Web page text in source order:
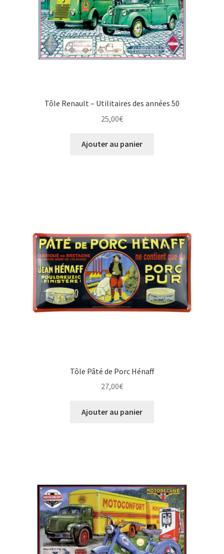
Tôle Renault – Utilitaires des années 50
25,00€
Ajouter au panier
Tôle Pâté de Porc Hénaff
27,00€
Ajouter au panier